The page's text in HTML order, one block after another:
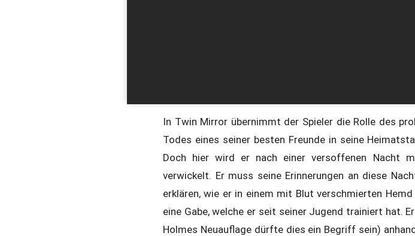
In Twin Mirror übernimmt der Spieler die Rolle des
Todes eines seiner besten Freunde in seine
Doch hier wird er nach einer versoffenen Nacht
verwickelt. Er muss seine Erinnerungen an diese
erklären, wie er in einem mit Blut verschmierten
eine Gabe, welche er seit seiner Jugend trainiert hat.
Holmes Neuauflage dürfte dies ein Begriff sein)